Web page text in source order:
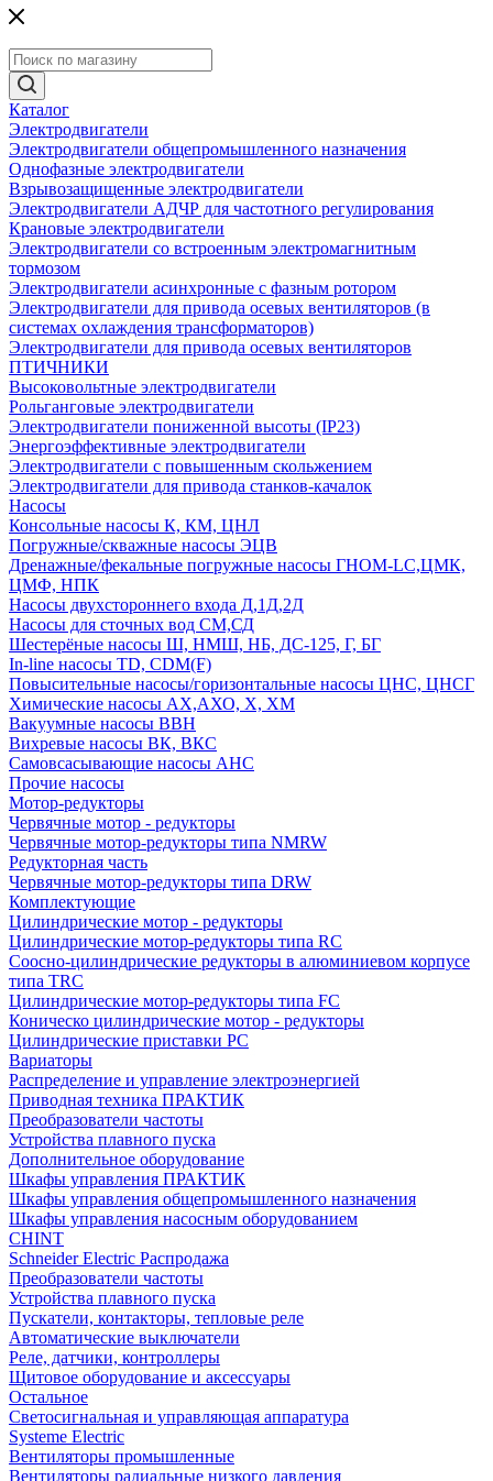
Каталог
Электродвигатели
Электродвигатели общепромышленного назначения
Однофазные электродвигатели
Взрывозащищенные электродвигатели
Электродвигатели АДЧР для частотного регулирования
Крановые электродвигатели
Электродвигатели со встроенным электромагнитным
тормозом
Электродвигатели асинхронные с фазным ротором
Электродвигатели для привода осевых вентиляторов (в
системах охлаждения трансформаторов)
Электродвигатели для привода осевых вентиляторов
ПТИЧНИКИ
Высоковольтные электродвигатели
Рольганговые электродвигатели
Электродвигатели пониженной высоты (IP23)
Энергоэффективные электродвигатели
Электродвигатели с повышенным скольжением
Электродвигатели для привода станков-качалок
Насосы
Консольные насосы К, КМ, ЦНЛ
Погружные/скважные насосы ЭЦВ
Дренажные/фекальные погружные насосы ГНОМ-LC,ЦМК,
ЦМФ, НПК
Насосы двухстороннего входа Д,1Д,2Д
Насосы для сточных вод СМ,СД
Шестерёные насосы Ш, НМШ, НБ, ДС-125, Г, БГ
In-line насосы TD, CDM(F)
Повысительные насосы/горизонтальные насосы ЦНС, ЦНСГ
Химические насосы АХ,АХО, Х, ХМ
Вакуумные насосы ВВН
Вихревые насосы ВК, ВКС
Самовсасывающие насосы АНС
Прочие насосы
Мотор-редукторы
Червячные мотор - редукторы
Червячные мотор-редукторы типа NMRW
Редукторная часть
Червячные мотор-редукторы типа DRW
Комплектующие
Цилиндрические мотор - редукторы
Цилиндрические мотор-редукторы типа RC
Соосно-цилиндрические редукторы в алюминиевом корпусе
типа TRC
Цилиндрические мотор-редукторы типа FC
Коническо цилиндрические мотор - редукторы
Цилиндрические приставки PC
Вариаторы
Распределение и управление электроэнергией
Приводная техника ПРАКТИК
Преобразователи частоты
Устройства плавного пуска
Дополнительное оборудование
Шкафы управления ПРАКТИК
Шкафы управления общепромышленного назначения
Шкафы управления насосным оборудованием
CHINT
Schneider Electric Распродажа
Преобразователи частоты
Устройства плавного пуска
Пускатели, контакторы, тепловые реле
Автоматические выключатели
Реле, датчики, контроллеры
Щитовое оборудование и аксессуары
Остальное
Светосигнальная и управляющая аппаратура
Systeme Electric
Вентиляторы промышленные
Вентиляторы радиальные низкого давления